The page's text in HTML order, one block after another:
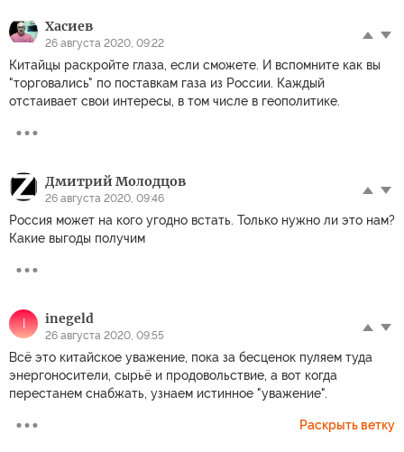
Хасиев
26 августа 2020, 09:22
Китайцы раскройте глаза, если сможете. И вспомните как вы
"торговались" по поставкам газа из России. Каждый
отстаивает свои интересы, в том числе в геополитике.
Дмитрий Молодцов
26 августа 2020, 09:46
Россия может на кого угодно встать. Только нужно ли это нам?
Какие выгоды получим
I inegeld
26 августа 2020, 09:55
Всё это китайское уважение, пока за бесценок пуляем туда
энергоносители, сырьё и продовольствие, а вот когда
перестанем снабжать, узнаем истинное "уважение".
Раскрыть ветку